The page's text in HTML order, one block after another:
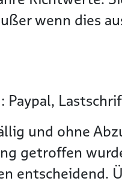
wenn dies
und ohne
getroffen
entscheidend.